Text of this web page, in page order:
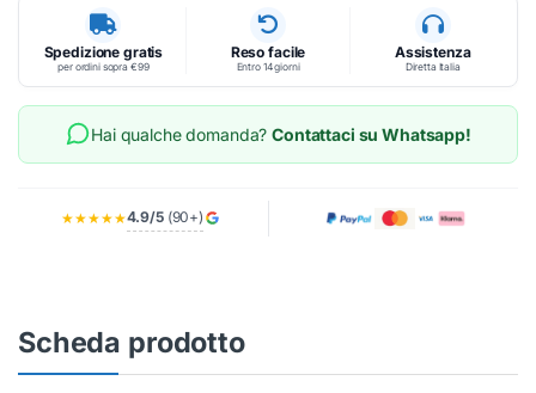
Spedizione gratis
per ordini sopra €99
Reso facile
Entro 14 giorni
Assistenza
Diretta Italia
Hai qualche domanda?Contattaci su Whatsapp!
★★★★★4.9/5(90+)
Scheda prodotto